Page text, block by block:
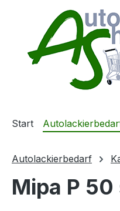
Hauptinhalt springen
Zur Suche springen
Zur Hauptnavigation
Start
Autolackierbedarf
Mipa P